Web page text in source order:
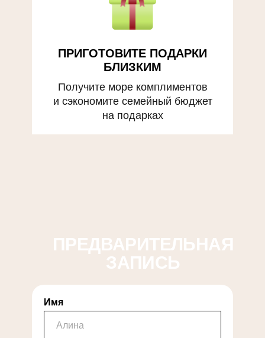
Получите море комплиментов
и сэкономите семейный бюджет
на подарках
ПРИГОТОВИТЕ ПОДАРКИ
БЛИЗКИМ
Имя
ПРЕДВАРИТЕЛЬНАЯ
ЗАПИСЬ